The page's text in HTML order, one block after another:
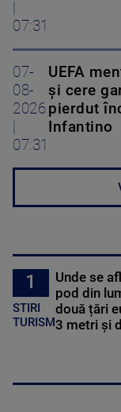
07:31
07-
08-
2026
07:31
UEFA
și cere
pierdut
Infantino
1
STIRI
TURISM
Unde se
pod din
două țări
3 metri și